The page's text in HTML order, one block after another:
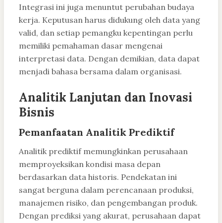
Integrasi ini juga menuntut perubahan budaya
kerja. Keputusan harus didukung oleh data yang
valid, dan setiap pemangku kepentingan perlu
memiliki pemahaman dasar mengenai
interpretasi data. Dengan demikian, data dapat
menjadi bahasa bersama dalam organisasi.
Analitik Lanjutan dan Inovasi
Bisnis
Pemanfaatan Analitik Prediktif
Analitik prediktif memungkinkan perusahaan
memproyeksikan kondisi masa depan
berdasarkan data historis. Pendekatan ini
sangat berguna dalam perencanaan produksi,
manajemen risiko, dan pengembangan produk.
Dengan prediksi yang akurat, perusahaan dapat